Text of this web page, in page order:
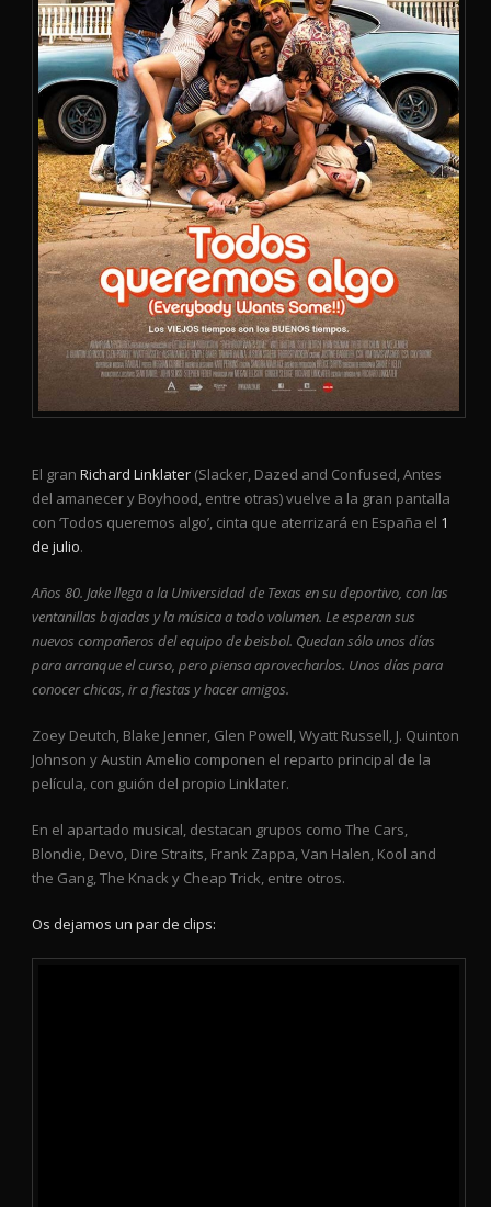
El gran Richard Linklater (Slacker, Dazed and Confused, Antes
del amanecer y Boyhood, entre otras) vuelve a la gran pantalla
con ‘Todos queremos algo’, cinta que aterrizará en España el 1
de julio.
Años 80. Jake llega a la Universidad de Texas en su deportivo, con las
ventanillas bajadas y la música a todo volumen. Le esperan sus
nuevos compañeros del equipo de beisbol. Quedan sólo unos días
para arranque el curso, pero piensa aprovecharlos. Unos días para
conocer chicas, ir a fiestas y hacer amigos.
Zoey Deutch, Blake Jenner, Glen Powell, Wyatt Russell, J. Quinton
Johnson y Austin Amelio componen el reparto principal de la
película, con guión del propio Linklater.
En el apartado musical, destacan grupos como The Cars,
Blondie, Devo, Dire Straits, Frank Zappa, Van Halen, Kool and
the Gang, The Knack y Cheap Trick, entre otros.
Os dejamos un par de clips: